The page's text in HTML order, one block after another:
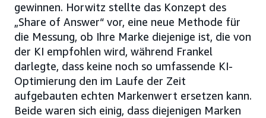
gewinnen. Horwitz stellte das Konzept des
„Share of Answer“ vor, eine neue Methode für
die Messung, ob Ihre Marke diejenige ist, die von
der KI empfohlen wird, während Frankel
darlegte, dass keine noch so umfassende KI-
Optimierung den im Laufe der Zeit
aufgebauten echten Markenwert ersetzen kann.
Beide waren sich einig, dass diejenigen Marken